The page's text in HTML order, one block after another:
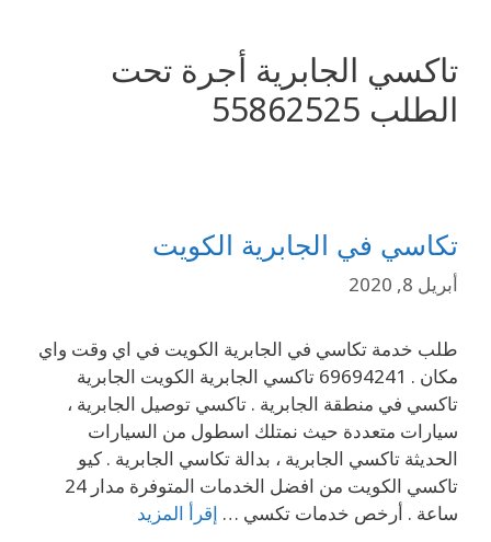
تاكسي الجابرية أجرة تحت
الطلب 55862525
تكاسي في الجابرية الكويت
أبريل 8, 2020
طلب خدمة تكاسي في الجابرية الكويت في اي وقت واي
مكان . 69694241 تاكسي الجابرية الكويت الجابرية
تاكسي في منطقة الجابرية . تاكسي توصيل الجابرية ،
سيارات متعددة حيث نمتلك اسطول من السيارات
الحديثة تاكسي الجابرية ، بدالة تكاسي الجابرية . كيو
تاكسي الكويت من افضل الخدمات المتوفرة مدار 24
ساعة . أرخص خدمات تكسي … إقرأ المزيد